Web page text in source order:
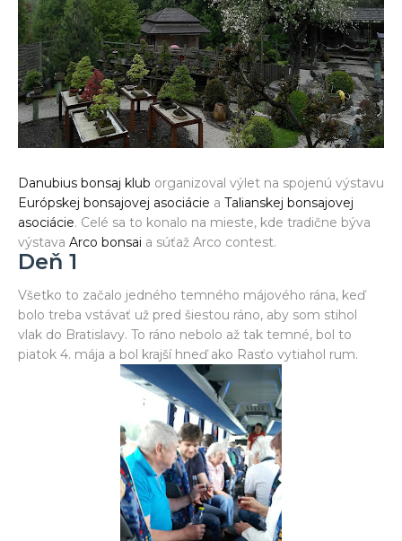
Danubius bonsaj klub organizoval výlet na spojenú výstavu
Európskej bonsajovej asociácie a Talianskej bonsajovej
asociácie. Celé sa to konalo na mieste, kde tradične býva
výstava Arco bonsai a súťaž Arco contest.
Deň 1
Všetko to začalo jedného temného májového rána, keď
bolo treba vstávať už pred šiestou ráno, aby som stihol
vlak do Bratislavy. To ráno nebolo až tak temné, bol to
piatok 4. mája a bol krajší hneď ako Rasťo vytiahol rum.